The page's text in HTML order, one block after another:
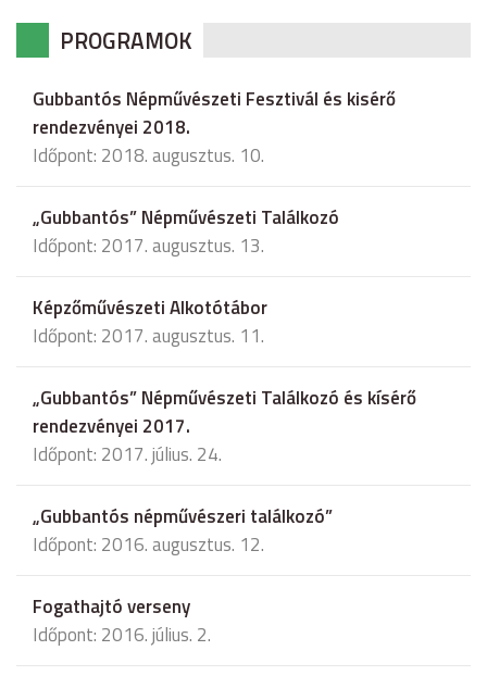
PROGRAMOK
Gubbantós Népművészeti Fesztivál és kisérő
rendezvényei 2018.
Időpont: 2018. augusztus. 10.
„Gubbantós” Népművészeti Találkozó
Időpont: 2017. augusztus. 13.
Képzőművészeti Alkotótábor
Időpont: 2017. augusztus. 11.
„Gubbantós” Népművészeti Találkozó és kísérő
rendezvényei 2017.
Időpont: 2017. július. 24.
„Gubbantós népművészeri találkozó”
Időpont: 2016. augusztus. 12.
Fogathajtó verseny
Időpont: 2016. július. 2.